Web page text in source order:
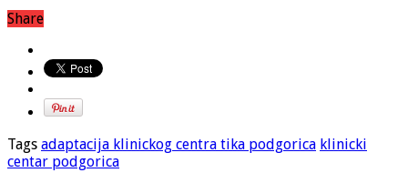
Share
Tags adaptacija klinickog centra tika podgorica klinicki
centar podgorica